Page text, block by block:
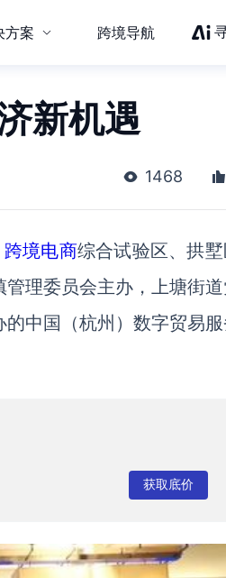
方案 跨境导航
新机遇
1468
跨境电商综合试验区、拱
理委员会主办，上塘街
中国（杭州）数字贸易
获取底价